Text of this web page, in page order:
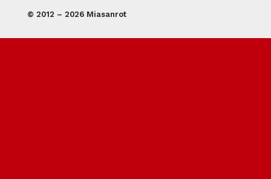
© 2012 – 2026 Miasanrot